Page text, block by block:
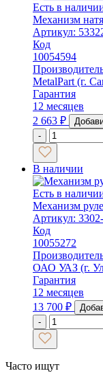
Есть в
Механизм
Артикул:
Код
10054594
MetalPart (г.
Гарантия
12 месяцев
2 663 ₽
-
В наличии
Есть в
Механизм
Артикул:
Код
10055272
ОАО УАЗ (г.
Гарантия
12 месяцев
13 700 ₽
-
Часто ищут